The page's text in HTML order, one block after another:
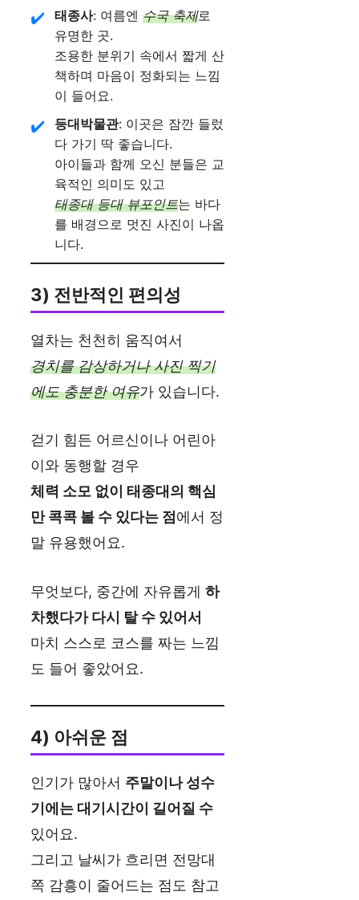
태종사: 여름엔 수국 축제로
유명한 곳.
조용한 분위기 속에서 짧게 산
책하며 마음이 정화되는 느낌
이 들어요.
등대박물관: 이곳은 잠깐 들렀
다 가기 딱 좋습니다.
아이들과 함께 오신 분들은 교
육적인 의미도 있고
태종대 등대 뷰포인트는 바다
를 배경으로 멋진 사진이 나옵
니다.
3) 전반적인 편의성
열차는 천천히 움직여서
경치를 감상하거나 사진 찍기
에도 충분한 여유가 있습니다.
걷기 힘든 어르신이나 어린아
이와 동행할 경우
체력 소모 없이 태종대의 핵심
만 콕콕 볼 수 있다는 점 에서 정
말 유용했어요.
무엇보다, 중간에 자유롭게 하
차했다가 다시 탈 수 있어서
마치 스스로 코스를 짜는 느낌
도 들어 좋았어요.
4) 아쉬운 점
인기가 많아서 주말이나 성수
기에는 대기시간이 길어질 수
있어요.
그리고 날씨가 흐리면 전망대
쪽 감흥이 줄어드는 점도 참고